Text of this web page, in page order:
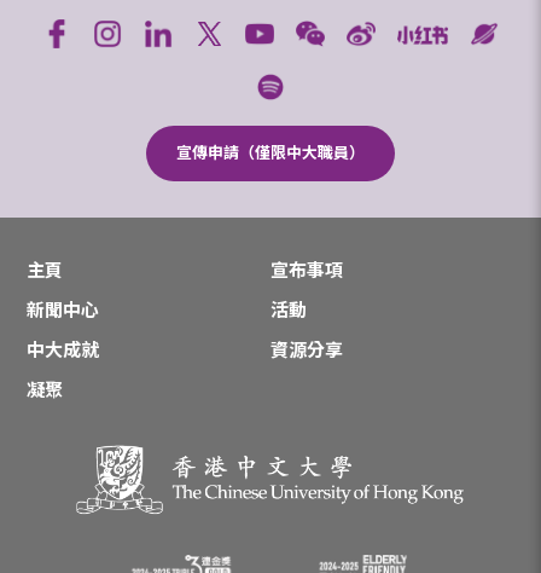
宣傳申請（僅限中大職員）
主頁
宣布事項
新聞中心
活動
中大成就
資源分享
凝聚